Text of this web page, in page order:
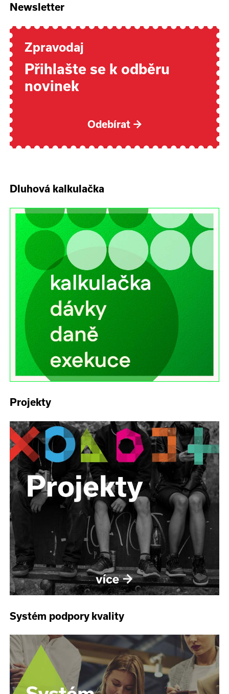
Newsletter
Zpravodaj
Přihlašte se k odběru
novinek
Odebírat →
Dluhová kalkulačka
Projekty
Systém podpory kvality